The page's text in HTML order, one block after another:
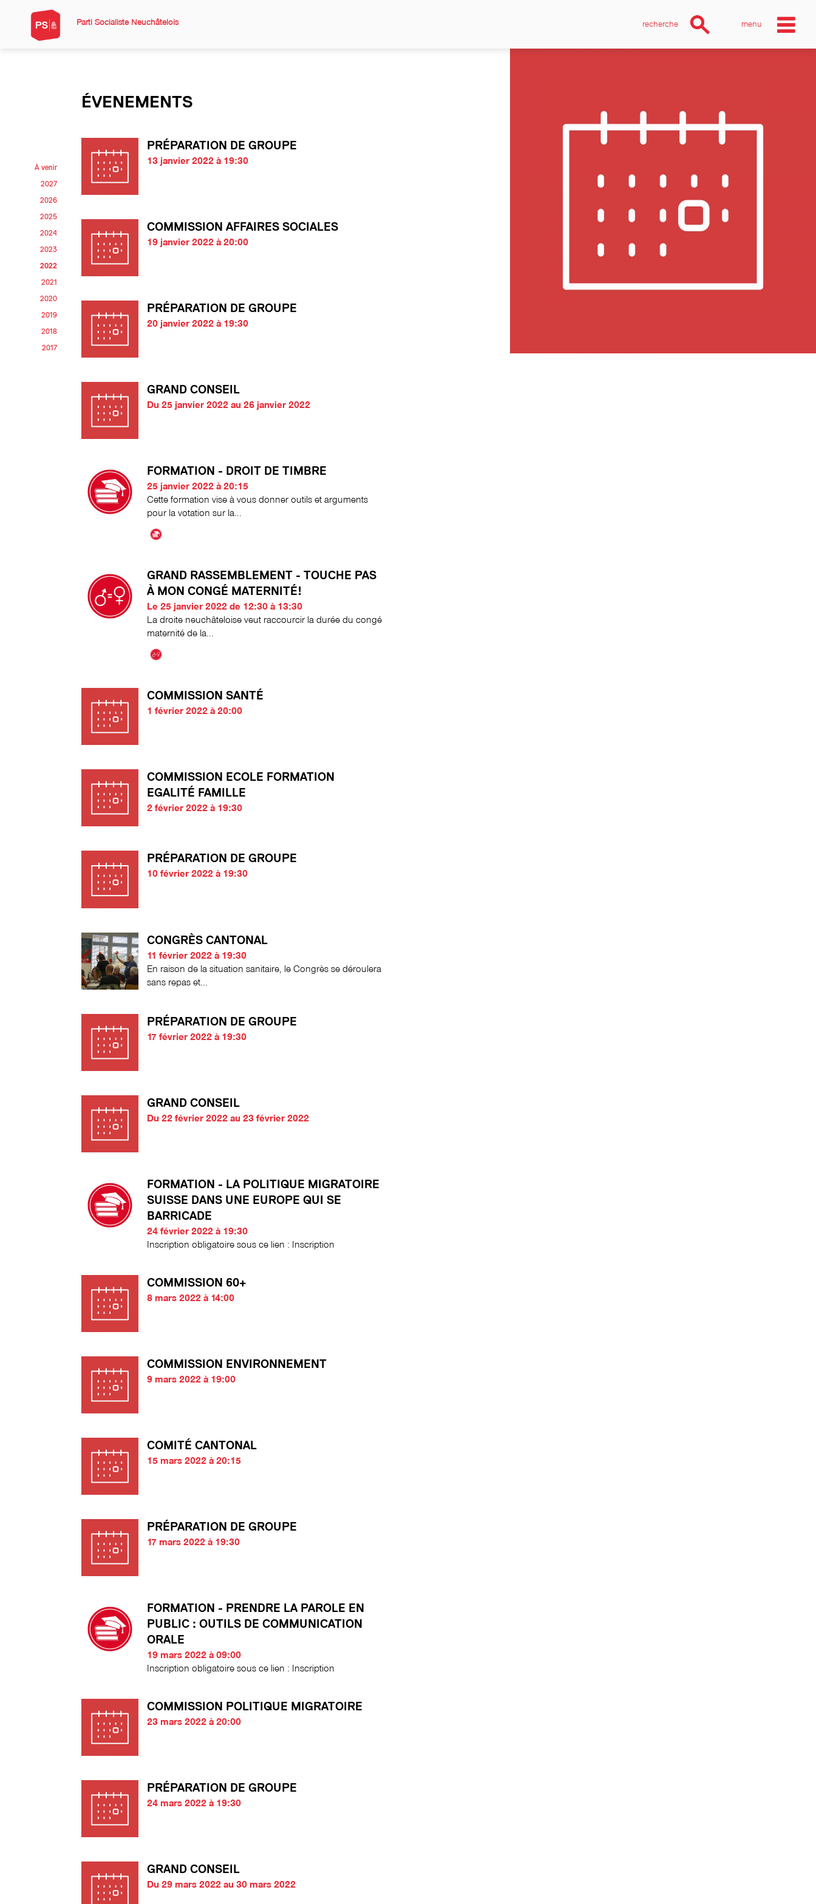
Parti Socialiste Neuchâtelois menu
recherche
À venir
2027
2026
2025
2024
2023
2022
2021
2020
2019
2018
2017
ÉVENEMENTS
PRÉPARATION DE GROUPE
13 janvier 2022 à 19:30
COMMISSION AFFAIRES SOCIALES
19 janvier 2022 à 20:00
PRÉPARATION DE GROUPE
20 janvier 2022 à 19:30
GRAND CONSEIL
Du 25 janvier 2022 au 26 janvier 2022
FORMATION - DROIT DE TIMBRE
25 janvier 2022 à 20:15
Cette formation vise à vous donner outils et arguments
pour la votation sur la...
GRAND RASSEMBLEMENT - TOUCHE PAS
À MON CONGÉ MATERNITÉ!
Le 25 janvier 2022 de 12:30 à 13:30
La droite neuchâteloise veut raccourcir la durée du congé
maternité de la...
COMMISSION SANTÉ
1 février 2022 à 20:00
COMMISSION ECOLE FORMATION
EGALITÉ FAMILLE
2 février 2022 à 19:30
PRÉPARATION DE GROUPE
10 février 2022 à 19:30
CONGRÈS CANTONAL
11 février 2022 à 19:30
En raison de la situation sanitaire, le Congrès se déroulera
sans repas et...
PRÉPARATION DE GROUPE
17 février 2022 à 19:30
GRAND CONSEIL
Du 22 février 2022 au 23 février 2022
FORMATION - LA POLITIQUE MIGRATOIRE
SUISSE DANS UNE EUROPE QUI SE
BARRICADE
24 février 2022 à 19:30
Inscription obligatoire sous ce lien : Inscription
COMMISSION 60+
8 mars 2022 à 14:00
COMMISSION ENVIRONNEMENT
9 mars 2022 à 19:00
COMITÉ CANTONAL
15 mars 2022 à 20:15
PRÉPARATION DE GROUPE
17 mars 2022 à 19:30
FORMATION - PRENDRE LA PAROLE EN
PUBLIC : OUTILS DE COMMUNICATION
ORALE
19 mars 2022 à 09:00
Inscription obligatoire sous ce lien : Inscription
COMMISSION POLITIQUE MIGRATOIRE
23 mars 2022 à 20:00
PRÉPARATION DE GROUPE
24 mars 2022 à 19:30
GRAND CONSEIL
Du 29 mars 2022 au 30 mars 2022